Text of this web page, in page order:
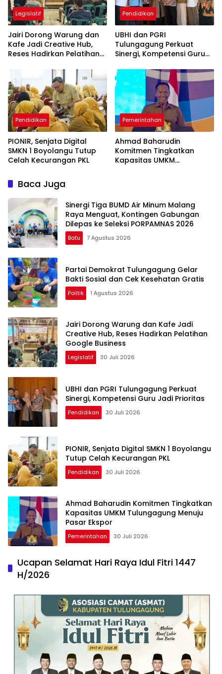
Legislatif
Jairi Dorong Warung dan
Kafe Jadi Creative Hub,
Reses Hadirkan Pelatihan
Pendidikan
UBHI dan PGRI
Tulungagung Perkuat
Sinergi, Kompetensi Guru
Pendidikan
PIONIR, Senjata Digital
SMKN 1 Boyolangu Tutup
Celah Kecurangan PKL
Pemerintahan
Ahmad Baharudin
Komitmen Tingkatkan
Kapasitas UMKM
Baca Juga
Sinergi Tiga BUMD Air Minum Malang
Raya Menguat, Kontingen Gabungan
Dilepas ke Seleksi PORPAMNAS 2026
Batu 7 Agustus 2026
Partai Demokrat Tulungagung Gelar
Bakti Sosial dan Cek Kesehatan Gratis
Politik 1 Agustus 2026
Jairi Dorong Warung dan Kafe Jadi
Creative Hub, Reses Hadirkan Pelatihan
Google Business
Legislatif 30 Juli 2026
UBHI dan PGRI Tulungagung Perkuat
Sinergi, Kompetensi Guru Jadi Prioritas
Pendidikan 30 Juli 2026
PIONIR, Senjata Digital SMKN 1 Boyolangu
Tutup Celah Kecurangan PKL
Pendidikan 30 Juli 2026
Ahmad Baharudin Komitmen Tingkatkan
Kapasitas UMKM Tulungagung Menuju
Pasar Ekspor
Pemerintahan 30 Juli 2026
Ucapan Selamat Hari Raya Idul Fitri 1447
H/2026